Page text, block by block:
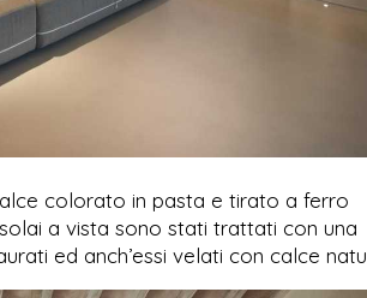
colorato in pasta e tirato a ferro
a vista sono stati trattati con una
ed anch’essi velati con calce